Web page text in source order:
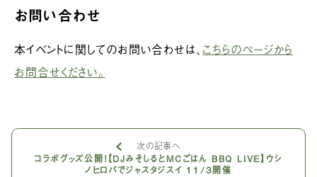
お問い合わせ
本イベントに関してのお問い合わせは、こちらのページから
お問合せください。
次の記事へ
コラボグッズ公開！【DJみそしるとMCごはん BBQ LIVE】ウシ
ノヒロバでジャスタジスイ 11/3開催